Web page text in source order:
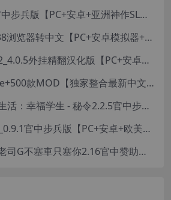
凤凰V17.0.1官中步兵版【PC+安卓+亚洲神作SLG+高级赞助版+画廊全开】/Phoenixes【6.5G】
学校の物语0.38浏览器转中文【PC+安卓模拟器+亚洲风HTML/精品真人沙盒+存档】/学校物语/Gakko No Monogatari - School Story【37G】
色情明星大战2_4.0.5外挂精翻汉化版【PC+安卓模拟器+真人卡牌SLG/无码+作弊】/Pornstar Battle II【8.58G】
致命解药0.6.3e+500款MOD【独家整合最新中文MOD管理器+在线下载N网全部MOD】/The Killing Antidote Ver0.6.3d MOD Ver2026.2.4
【自购】爱与生活：幸福学生 - 秘令2.2.5官中步兵版【PC+安卓模拟器+日系养成SLG+全CG存档】/Love n Life: Happy Student【7.5G】
妻子的电话S2_0.9.1官中步兵版【PC+安卓+欧美真人SLG/NTR】/A Wife’s Phone S2【18.1G】
【独家自购】老司G不塞車只塞你2.16官中赞助版【PC+安卓模拟器+神作SLG/步兵+全CG存档】/Ride Me, Taxi Driver【3.76G】【会员专享】